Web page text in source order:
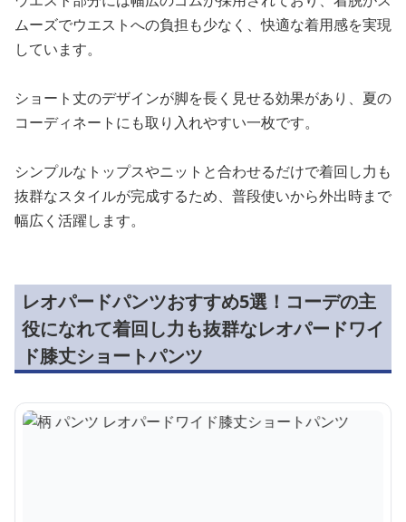
ムーズでウエストへの負担も少なく、快適な着用感を実現
しています。
ショート丈のデザインが脚を長く見せる効果があり、夏の
コーディネートにも取り入れやすい一枚です。
シンプルなトップスやニットと合わせるだけで着回し力も
抜群なスタイルが完成するため、普段使いから外出時まで
幅広く活躍します。
レオパードパンツおすすめ5選！コーデの主
役になれて着回し力も抜群なレオパードワイ
ド膝丈ショートパンツ